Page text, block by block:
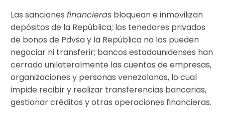
Las sanciones financieras bloquean e inmovilizan
depósitos de la República; los tenedores privados
de bonos de Pdvsa y la República no los pueden
negociar ni transferir; bancos estadounidenses han
cerrado unilateralmente las cuentas de empresas,
organizaciones y personas venezolanas, lo cual
impide recibir y realizar transferencias bancarias,
gestionar créditos y otras operaciones financieras.